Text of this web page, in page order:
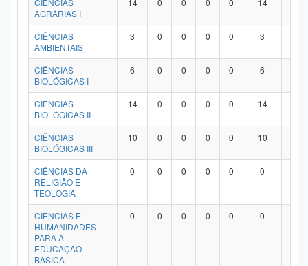
CIÊNCIAS
AGRÁRIAS I
14 0 0 0 0 14
CIÊNCIAS
AMBIENTAIS
3 0 0 0 0 3
CIÊNCIAS
BIOLÓGICAS I
6 0 0 0 0 6
CIÊNCIAS
BIOLÓGICAS II
14 0 0 0 0 14
CIÊNCIAS
BIOLÓGICAS III
10 0 0 0 0 10
CIÊNCIAS DA
RELIGIÃO E
TEOLOGIA
0 0 0 0 0 0
CIÊNCIAS E
HUMANIDADES
PARA A
EDUCAÇÃO
BÁSICA
0 0 0 0 0 0